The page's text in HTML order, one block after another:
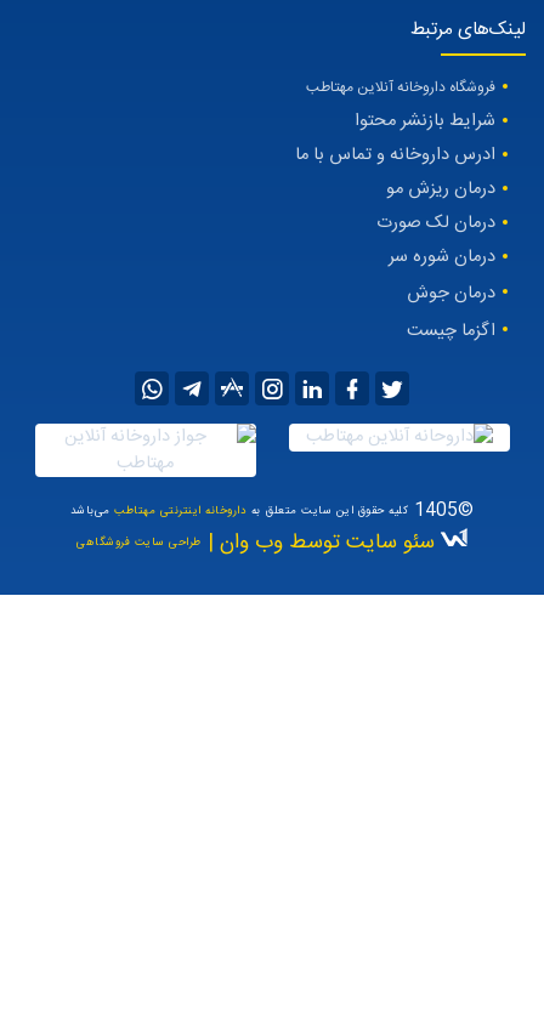
لینک‌های مرتبط
فروشگاه داروخانه آنلاین مهتاطب
شرایط بازنشر محتوا
ادرس داروخانه و تماس با ما
درمان ریزش مو
درمان لک صورت
درمان شوره سر
درمان جوش
اگزما چیست
©1405 کلیه حقوق این سایت متعلق به داروخانه اینترنتی مهتاطبمی‌باشد
سئو سایت توسط وب وان | طراحی سایت فروشگاهی